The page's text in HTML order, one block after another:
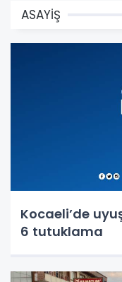
ASAYİŞ
Kocaeli’de
6 tutuklama